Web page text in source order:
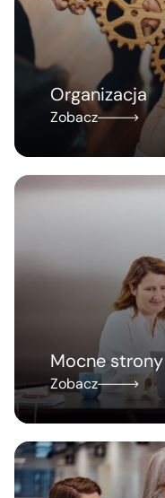
Organizacja
Zobacz
Mocne strony
Zobacz